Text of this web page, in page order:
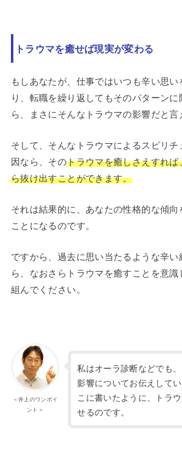
トラウマを癒せば現実が変わる
もしあなたが、仕事ではいつも辛い思
り、転職を繰り返してもそのパターン
ら、まさにそんなトラウマの影響だと言
そして、そんなトラウマによるスピリ
因なら、そのトラウマを癒しさえすれ
ら抜け出すことができます。
それは結果的に、あなたの性格的な傾向
ことになるのです。
ですから、過去に思い当たるような辛い
ら、なおさらトラウマを癒すことを意識
組んでください。
＜井上のワンポイ
ント＞
私はオーラ診断などでも
影響についてお伝えして
こに書いたように、トラ
せるのです。